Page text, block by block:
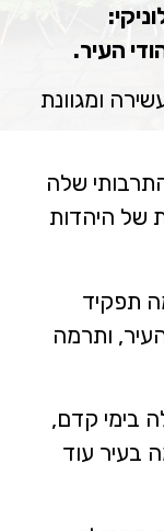
העיר.
ומגוונת
שלה
של היהדות
תפקיד
ותרמה
בימי קדם,
בעיר עוד